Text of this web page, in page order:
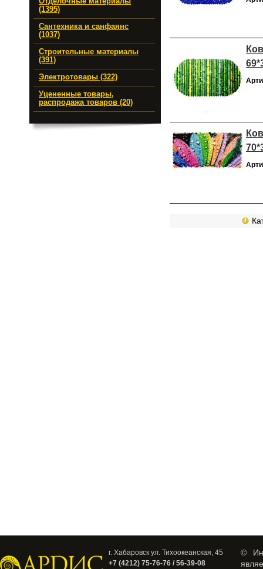
(1395)
Сантехника и санфаянс
(1037)
Строительные материалы
(391)
Электротовары (322)
Уцененные товары,
распродажа товаров (20)
г. Хабаровск ул. Тихоокеанская, 45
+7 (4212) 75-76-76 / 56-39-08
©